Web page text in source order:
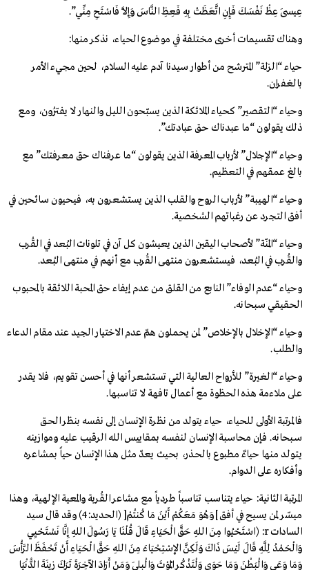
عِيسَى عِظْ نَفْسَكَ فَإِنِ اتَّعَظَتْ بِهِ فَعِظِ النَّاسَ وَإِلاَّ فَاسْتَحِ مِنِّي”.
وهناك تقسيمات أخرى مختلفة في موضوع الحياء، نذكر منها:
حياء “الزلة” المترشح من أطوار سيدنا آدم عليه السلام، لحين مجيء الأمر
بالغفران.
وحياء “التقصير” كحياء الملائكة الذين يسبّحون الليل والنهار لا يفتُرون، ومـع
ذلك يقولون “ما عبدناك حـق عبادتك”.
وحياء “الإجلال” لأرباب المعرفة الذين يقولون “ما عرفناك حق معرفتك” مع
بالغ عمقهم في التعظيم.
وحياء “الهيبة” لأرباب الروح والقلب الذين يستشعرون به، فيحيون سائحين في
أفق التجرد عن رغباتهم الشخصية.
وحياء “المنّة” لأصحاب اليقين الذين يعيشون كل آن في تلونات البُعد في القُرب
والقُرب في البُعد، فيستشعرون منتهى القُرب مع أنهم في منتهى البُعد.
وحياء “عدم الوفاء” النابع من القلق من عدم إيفاء حق المحبة اللائقة بالمحبوب
الحقيقي سبحانه.
وحياء “الإخلال بالإخلاص” لمن يحملون همّ عدم الاختيار الجيد عند مقام الدعاء
والطلب.
وحياء “الغيرة” للأرواح العالية التي تستشعر أنها في أحسن تقويم، فلا يقدر
على ملاءمة هذه الحظوة مع أعمال تافهة لا تناسبها.
فالمرتبة الأولى للحياء، حياء يتولد من نظرة الإنسـان إلى نفسه بنظر الحـق
سـبحانه. فإن محاسبة الإنسان لنفسه بمقاييس الله الرقيب عليه وموازينه
يـتـولـد منها حياءٌ مطبوع بالحـذر، بحيث يعدّ مثل هـذا الإنسان حياً بمشاعره
وأفكاره على الـدوام.
المرتبة الثانية: حياء يتناسب تناسباً طردياً مع مشاعر القُربة والمعية الإلهية، وهذا
ميسّر لمن يسيح في أفق ]وَهُوَ مَعَكُمْ أَيْنَ مَا كُنتُمْ[ (الحديد:4) وقد قال سيد
السادات r: (اسْتَحْيُوا مِنَ اللهِ حَقَّ الْحَيَاءِ قَالَ قُلْنَا يَا رَسُولَ اللهِ إِنَّا نَسْتَحْيِي
وَالْحَمْدُ لِلَّهِ قَالَ لَيْسَ ذَاكَ وَلَكِنَّ الإسْتِحْيَاءَ مِنَ اللهِ حَقَّ الْحَيَاءِ أَنْ تَحْفَظَ الرَّأْسَ
وَمَا وَعَى وَالْبَطْنَ وَمَا حَوَى وَلْتَذْكُرِ الْمَوْتَ وَالْبِلَى وَمَنْ أَرَادَ الآخِرَةَ تَرَكَ زِينَةَ الدُّنْيَا